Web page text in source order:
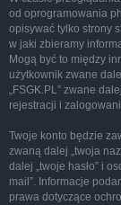
od oprogramowania
opisywać tylko strony
w jaki zbieramy
Mogą być to między
użytkownik zwane
„FSGK.PL” zwane
rejestracji i
Twoje konto będzie
zwaną dalej „twoja
dalej „twoje hasło” i
mail”. Informacje
prawa dotyczące